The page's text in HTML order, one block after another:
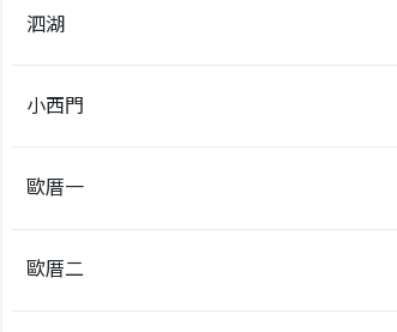
泗湖
小西門
歐厝一
歐厝二